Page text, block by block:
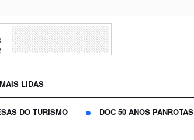
MAIS LIDAS
DO TURISMO DOC 50 ANOS PANROTAS